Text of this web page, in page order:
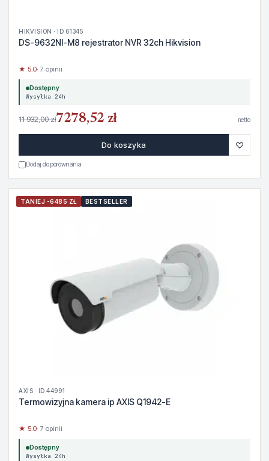
HIKVISION · ID 61345
DS-9632NI-M8 rejestrator NVR 32ch Hikvision
★ 5.0· 7 opinii
Dostępny
Wysyłka 24h
11 932,00 zł7278,52 zł netto
Do koszyka ♡
Dodaj do porównania
TANIEJ -6485 ZŁ BESTSELLER
AXIS · ID 44991
Termowizyjna kamera ip AXIS Q1942-E
★ 5.0· 7 opinii
Dostępny
Wysyłka 24h